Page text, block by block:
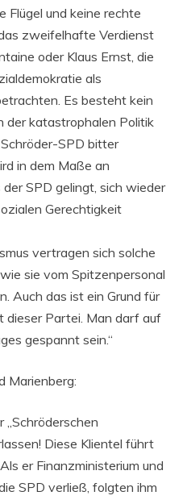
Flügel und keine rechte
zweifelhafte Verdienst
oder Klaus Ernst, die
als
Es besteht kein
der katastrophalen Politik
SPD bitter
in dem Maße an
SPD gelingt, sich wieder
Gerechtigkeit
vertragen sich solche
sie vom Spitzenpersonal
Auch das ist ein Grund für
dieser Partei. Man darf auf
gespannt sein.“
Marienberg:
„Schröderschen
Diese Klientel führt
er Finanzministerium und
SPD verließ, folgten ihm